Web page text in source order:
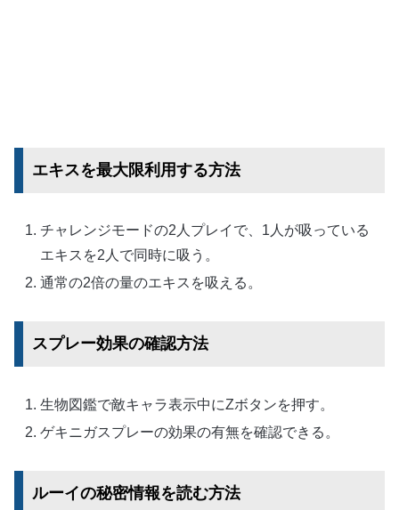
エキスを最大限利用する方法
チャレンジモードの2人プレイで、1人が吸っている
エキスを2人で同時に吸う。
通常の2倍の量のエキスを吸える。
スプレー効果の確認方法
生物図鑑で敵キャラ表示中にZボタンを押す。
ゲキニガスプレーの効果の有無を確認できる。
ルーイの秘密情報を読む方法